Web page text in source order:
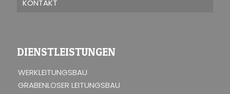
KONTAKT
DIENSTLEISTUNGEN
WERKLEITUNGSBAU
GRABENLOSER LEITUNGSBAU